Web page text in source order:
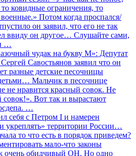
то ковидные ограничения, то
Потом когда проспался/
он заявил, что его не так
ввиду он другое… Слушайте сами,
…
чудак на букву М»: Депутат
Савостьянов заявил что он
разные детские песочницы
Мальчик в песочнице
не нравится красный совок. Не
совок!». Вот так и вырастают
…
себя с Петром I и намерен
укреплять» территории России…
то что есть в порядок приведем?
мало-что законы
очень обидчивый ОН. Но одно